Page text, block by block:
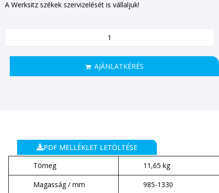
A Werksitz székek szervizelését is vállaljuk!
AJÁNLATKÉRÉS
PDF MELLÉKLET LETÖLTÉSE
Tömeg
11,65 kg
Magasság / mm
985-1330